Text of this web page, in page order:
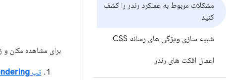
مشکلات مربوط به عملکرد رندر را کشف
کنید
شبیه سازی ویژگی های رسانه CSS
اعمال افکت های رندر
برای مشاهده مکان
تب